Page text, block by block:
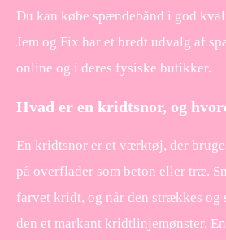
Du kan købe spændebånd i god
Jem og Fix har et bredt udvalg af
online og i deres fysiske butikker.
Hvad er en kridtsnor, og
En kridtsnor er et værktøj, der
på overflader som beton eller træ.
farvet kridt, og når den strækkes og
den et markant kridtlinjemønster.